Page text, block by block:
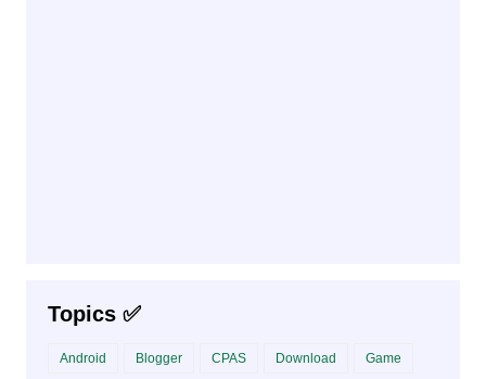
Topics ✅
Android Blogger CPAS Download Game